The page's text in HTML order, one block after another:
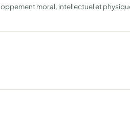
moral, intellectuel et